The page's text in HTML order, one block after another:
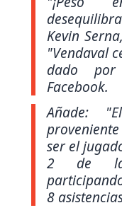
Kevin
"Vendaval
dado
Facebook.
Añade:
ser el
2 de la
8